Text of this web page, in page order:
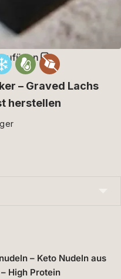
– Graved Lachs
herstellen
– Keto Nudeln aus
High Protein